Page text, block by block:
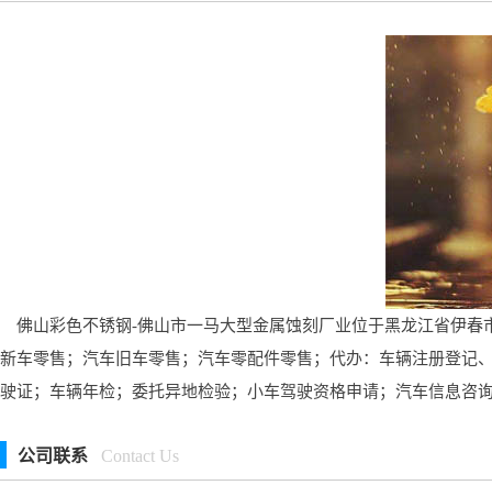
佛山彩色不锈钢-佛山市一马大型金属蚀刻厂业位于黑龙江省伊
新车零售；汽车旧车零售；汽车零配件零售；代办：车辆注册登
驶证；车辆年检；委托异地检验；小车驾驶资格申请；汽车信息咨
公司联系 Contact Us